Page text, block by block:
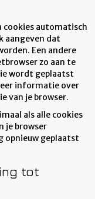
cookies automatisch
aangeven dat
Een andere
zo aan te
wordt geplaatst
informatie over
van je browser.
als alle cookies
je browser
opnieuw geplaatst
tot